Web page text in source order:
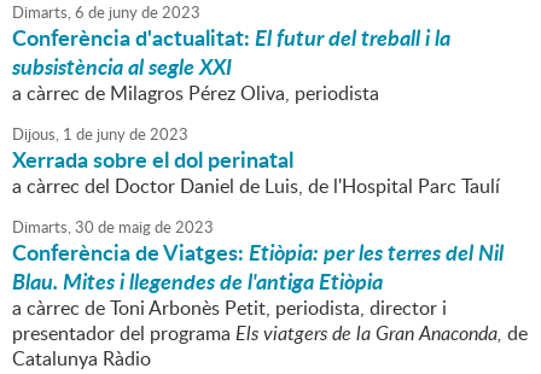
Dimarts,6 de junyde2023
Conferència d'actualitat:El futur del treball i la
subsistència al segle XXI
a càrrec de Milagros Pérez Oliva, periodista
Dijous, 1 de junyde2023
Xerrada sobre el dol perinatal
a càrrec del Doctor Daniel de Luis, de l'Hospital Parc Taulí
Dimarts,30 de maigde2023
Conferència de Viatges:Etiòpia: per les terres del Nil
Blau. Mites i llegendes de l'antiga Etiòpia
a càrrec de Toni Arbonès Petit, periodista, director i
presentador del programa Els viatgers de la Gran Anaconda, de
Catalunya Ràdio